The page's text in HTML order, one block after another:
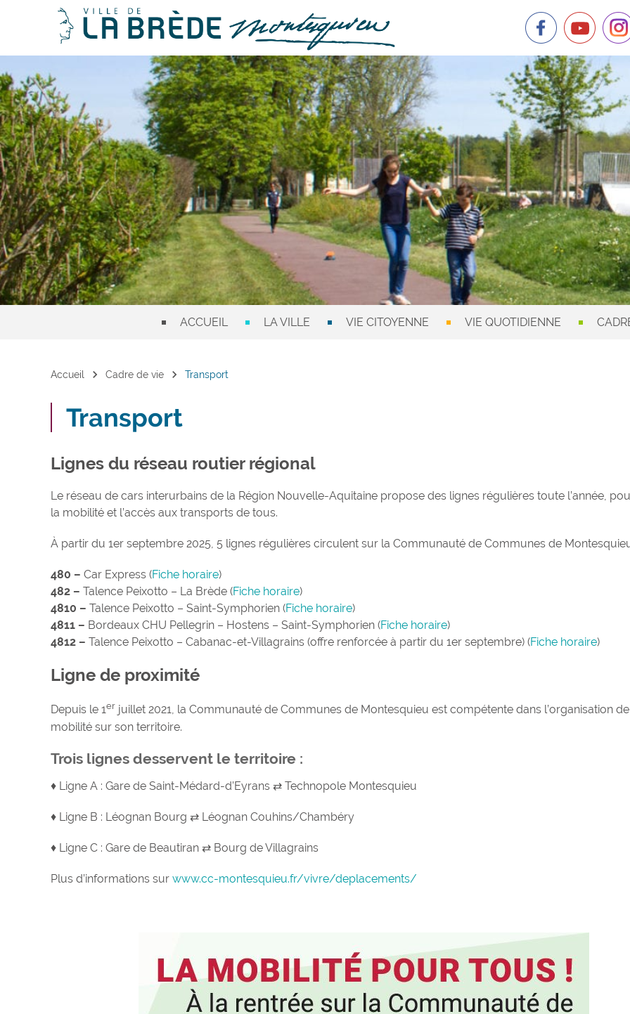
ACCUEIL LA VILLE VIE CITOYENNE VIE QUOTIDIENNE
Accueil chevron_right Cadre de vie chevron_right Transport
Transport
Lignes du réseau routier régional
Le réseau de cars interurbains de la Région Nouvelle-Aquitaine propose des lignes régulières toute l’année,
la mobilité et l’accès aux transports de tous.
À partir du 1er septembre 2025, 5 lignes régulières circulent sur la Communauté de Communes de
480 – Car Express (Fiche horaire)
482 – Talence Peixotto – La Brède (Fiche horaire)
4810 – Talence Peixotto – Saint-Symphorien (Fiche horaire)
4811 – Bordeaux CHU Pellegrin – Hostens – Saint-Symphorien (Fiche horaire)
4812 – Talence Peixotto – Cabanac-et-Villagrains (offre renforcée à partir du 1er septembre) (Fiche horaire)
Ligne de proximité
Depuis le 1er juillet 2021, la Communauté de Communes de Montesquieu est compétente dans l’organisation
mobilité sur son territoire.
Trois lignes desservent le territoire :
♦ Ligne A : Gare de Saint-Médard-d’Eyrans ⇄ Technopole Montesquieu
♦ Ligne B : Léognan Bourg ⇄ Léognan Couhins/Chambéry
♦ Ligne C : Gare de Beautiran ⇄ Bourg de Villagrains
Plus d’informations sur www.cc-montesquieu.fr/vivre/deplacements/
Samedi 22 octobre,
nouveau parcours
Brède ! Partez à la
de « Zétoulu » en
traces du célèbre